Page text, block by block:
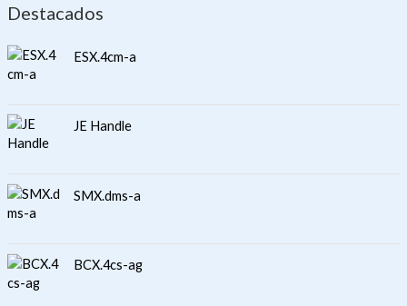
Destacados
ESX.4cm-a
JE Handle
SMX.dms-a
BCX.4cs-ag